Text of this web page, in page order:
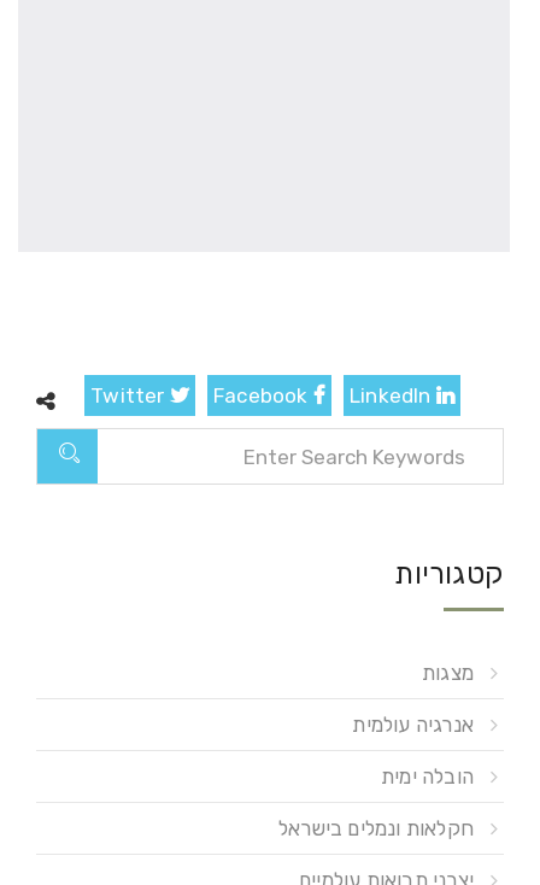
קטגוריות
מצגות
אנרגיה עולמית
הובלה ימית
חקלאות ונמלים בישראל